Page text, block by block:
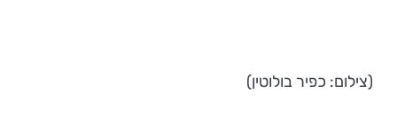
(צילום: כפיר בולוטין)